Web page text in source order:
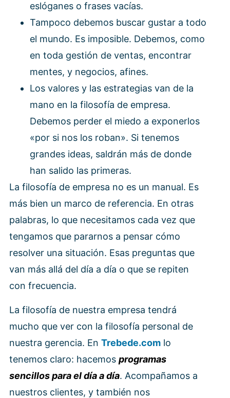
eslóganes o frases vacías.
Tampoco debemos buscar gustar a todo
el mundo. Es imposible. Debemos, como
en toda gestión de ventas, encontrar
mentes, y negocios, afines.
Los valores y las estrategias van de la
mano en la filosofía de empresa.
Debemos perder el miedo a exponerlos
«por si nos los roban». Si tenemos
grandes ideas, saldrán más de donde
han salido las primeras.
La filosofía de empresa no es un manual. Es
más bien un marco de referencia. En otras
palabras, lo que necesitamos cada vez que
tengamos que pararnos a pensar cómo
resolver una situación. Esas preguntas que
van más allá del día a día o que se repiten
con frecuencia.
La filosofía de nuestra empresa tendrá
mucho que ver con la filosofía personal de
nuestra gerencia. En Trebede.com lo
tenemos claro: hacemos programas
sencillos para el día a día. Acompañamos a
nuestros clientes, y también nos